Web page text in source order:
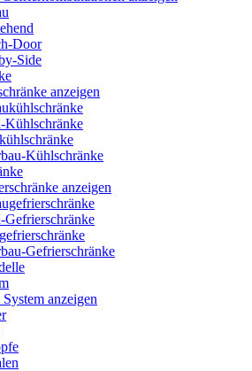
Door
Side
anzeigen
Kühlschränke
Kühlschränke
anzeigen
Gefrierschränke
Gefrierschränke
anzeigen